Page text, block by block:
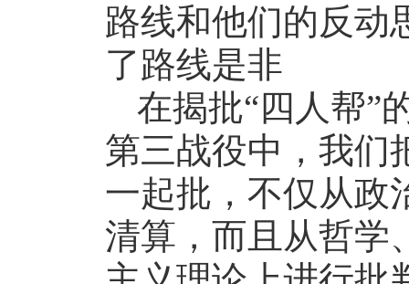
路线和他们的反动
了路线是非
在揭批“四人帮”
第三战役中，我们
一起批，不仅从政
清算，而且从哲学